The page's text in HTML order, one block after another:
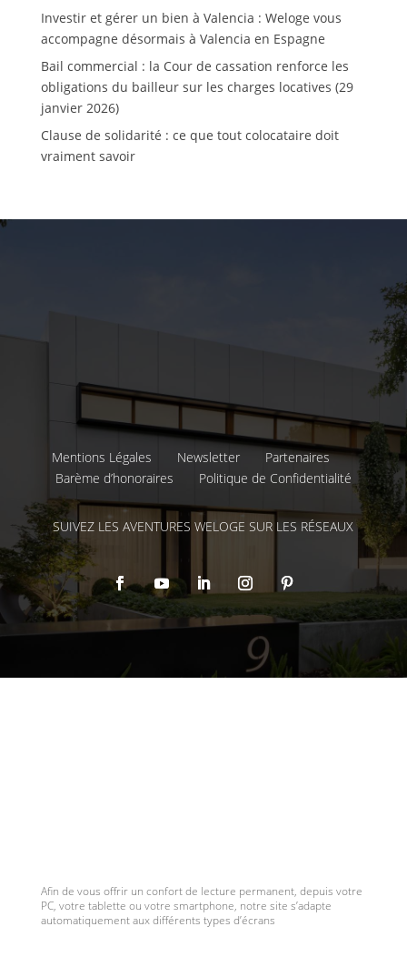
Investir et gérer un bien à Valencia : Weloge vous
accompagne désormais à Valencia en Espagne
Bail commercial : la Cour de cassation renforce les
obligations du bailleur sur les charges locatives (29
janvier 2026)
Clause de solidarité : ce que tout colocataire doit
vraiment savoir
Mentions Légales Newsletter
Partenaires
Barème d’honoraires
Politique de Confidentialité
SUIVEZ LES AVENTURES WELOGE SUR LES RÉSEAUX
Afin de vous offrir un confort de lecture permanent, depuis votre
PC, votre tablette ou votre smartphone, notre site s’adapte
automatiquement aux différents types d’écrans